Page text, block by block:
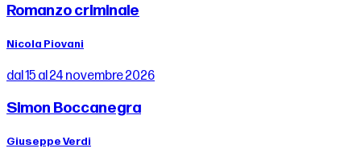
Romanzo criminale
Nicola Piovani
dal 15 al 24 novembre 2026
Simon Boccanegra
Giuseppe Verdi